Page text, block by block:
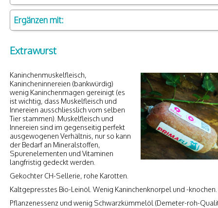
Ergänzen mit:
Extrawurst
Kaninchenmuskelfleisch,
Kanincheninnereien (bankwürdig)
wenig Kaninchenmagen gereinigt (es
ist wichtig, dass Muskelfleisch und
Innereien ausschliesslich vom selben
Tier stammen). Muskelfleisch und
Innereien sind im gegenseitig perfekt
ausgewogenen Verhältnis, nur so kann
der Bedarf an Mineralstoffen,
Spurenelementen und Vitaminen
langfristig gedeckt werden.
Gekochter CH-Sellerie, rohe Karotten.
Kaltgepresstes Bio-Leinöl. Wenig Kaninchenknorpel und -knochen.
Pflanzenessenz und wenig Schwarzkümmelöl (Demeter-roh-